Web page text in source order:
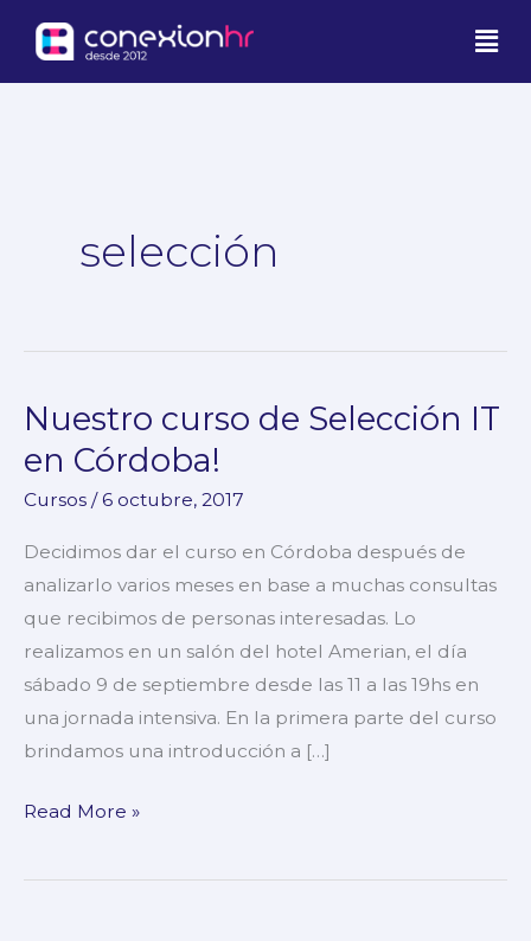
contenido
selección
Nuestro curso de Selección IT
en Córdoba!
Cursos /6 octubre, 2017
Decidimos dar el curso en Córdoba después de
analizarlo varios meses en base a muchas consultas
que recibimos de personas interesadas. Lo
realizamos en un salón del hotel Amerian, el día
sábado 9 de septiembre desde las 11 a las 19hs en
una jornada intensiva. En la primera parte del curso
brindamos una introducción a […]
Nuestro
de
Selección
IT
en
Córdoba!
Read More »